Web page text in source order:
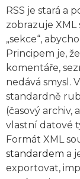
RSS je stará a
zobrazuje
„sekce“,
Principem je,
komentáře,
nedává smysl.
standardně
(časový archiv,
vlastní datové
Formát XML
standardem a
exportovat,